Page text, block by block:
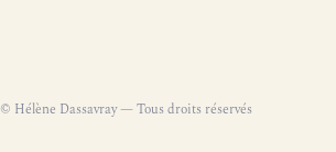
© Hélène Dassavray — Tous droits réservés